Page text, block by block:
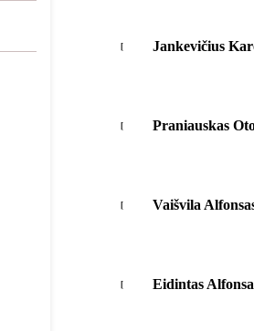
Jankevičius
Praniauskas
Vaišvila
Eidintas